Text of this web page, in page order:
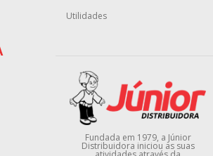
Utilidades
Fundada em 1979, a Júnior
Distribuidora iniciou as suas